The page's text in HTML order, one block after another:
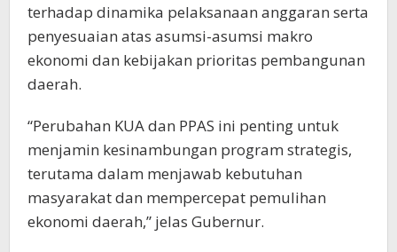
terhadap dinamika pelaksanaan anggaran serta
penyesuaian atas asumsi-asumsi makro
ekonomi dan kebijakan prioritas pembangunan
daerah.
“Perubahan KUA dan PPAS ini penting untuk
menjamin kesinambungan program strategis,
terutama dalam menjawab kebutuhan
masyarakat dan mempercepat pemulihan
ekonomi daerah,” jelas Gubernur.